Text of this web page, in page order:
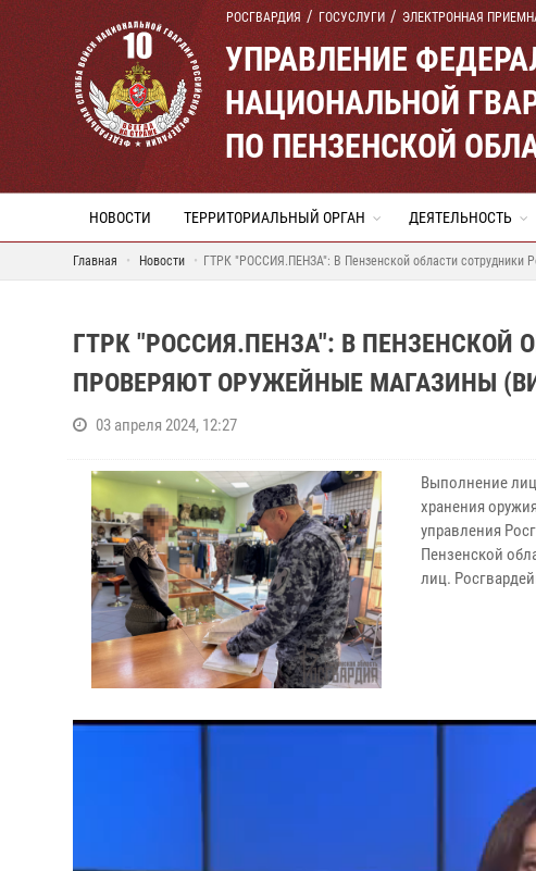
РОСГВАРДИЯ ГОСУСЛУГИ ЭЛЕКТРОННАЯ
УПРАВЛЕНИЕ
НАЦИОНАЛЬНОЙ
ПО ПЕНЗЕНСКОЙ
НОВОСТИ ТЕРРИТОРИАЛЬНЫЙ ОРГАН ДЕЯТЕЛЬНОСТЬ
Главная Новости ГТРК "РОССИЯ.ПЕНЗА": В Пензенской области сотрудники
ГТРК "РОССИЯ.ПЕНЗА": В ПЕНЗЕНСКОЙ
ПРОВЕРЯЮТ ОРУЖЕЙНЫЕ МАГАЗИНЫ
03 апреля 2024, 12:27
Выполнение
хранения
управления
Пензенской
лиц.